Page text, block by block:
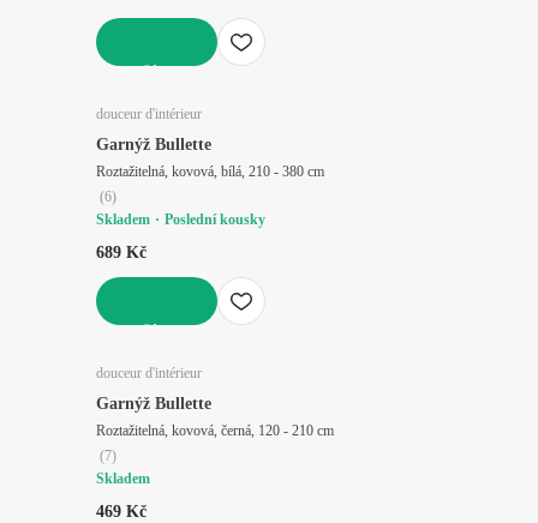
douceur d'intérieur
Garnýž Bullette
Roztažitelná, kovová, bílá, 210 - 380 cm
(6)
Skladem
Poslední kousky
689 Kč
douceur d'intérieur
Garnýž Bullette
Roztažitelná, kovová, černá, 120 - 210 cm
(7)
Skladem
469 Kč